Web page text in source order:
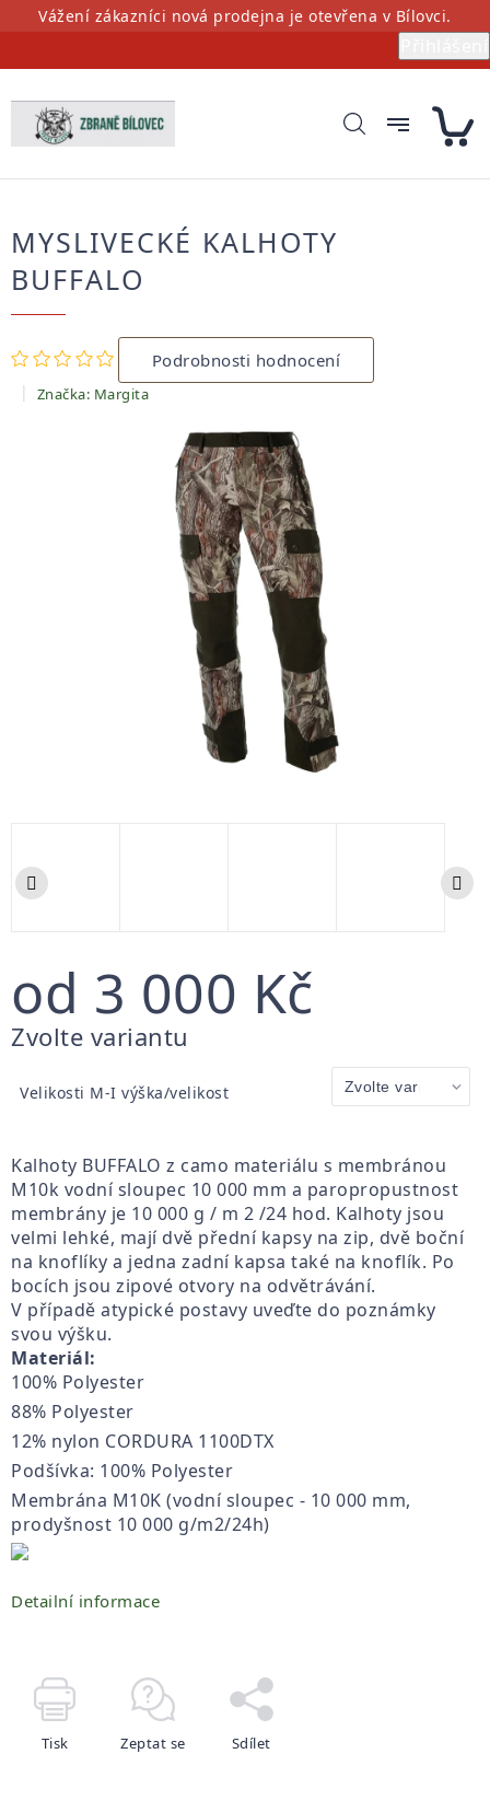
PřejítVážení zákazníci nová prodejna je otevřena v Bílovci.
MYSLIVECKÉ KALHOTY
BUFFALO
Průměrné
hodnocení
produktu
je
hvězdiček.
Podrobnosti hodnocení
Značka: Margita
od 3 000 Kč
Měrná
Zvolte variantu
Velikosti M-I výška/velikost
Kalhoty BUFFALO z camo materiálu s membránou
M10k vodní sloupec 10 000 mm a paropropustnost
membrány je 10 000 g / m 2 /24 hod. Kalhoty jsou
velmi lehké, mají dvě přední kapsy na zip, dvě boční
na knoflíky a jedna zadní kapsa také na knoflík. Po
bocích jsou zipové otvory na odvětrávání.
V případě atypické postavy uveďte do poznámky
svou výšku.
Materiál:
100% Polyester
88% Polyester
12% nylon CORDURA 1100DTX
Podšívka: 100% Polyester
Membrána M10K (vodní sloupec - 10 000 mm,
prodyšnost 10 000 g/m2/24h)
Detailní informace
Tisk Zeptat se Sdílet